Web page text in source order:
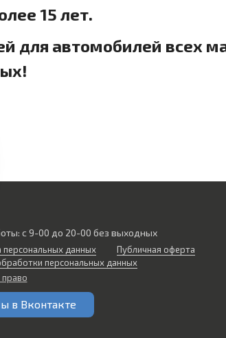
15 лет.
для автомобилей всех
с 9-00 до 20-00 без выходных
данных
Публичная оферта
персональных данных
в Вконтакте